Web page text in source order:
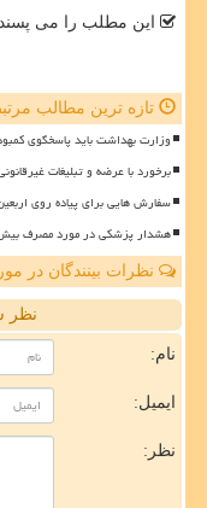
این مطلب را می
تازه ترین مطالب
وزارت بهداشت باید پاسخگوی
برخورد با عرضه و تبلیغات
سفارش هایی برای پیاده روی
هشدار پزشکی در مورد مصرف بیش
نظرات بینندگان در
نظر
نام:
ایمیل:
نظر: